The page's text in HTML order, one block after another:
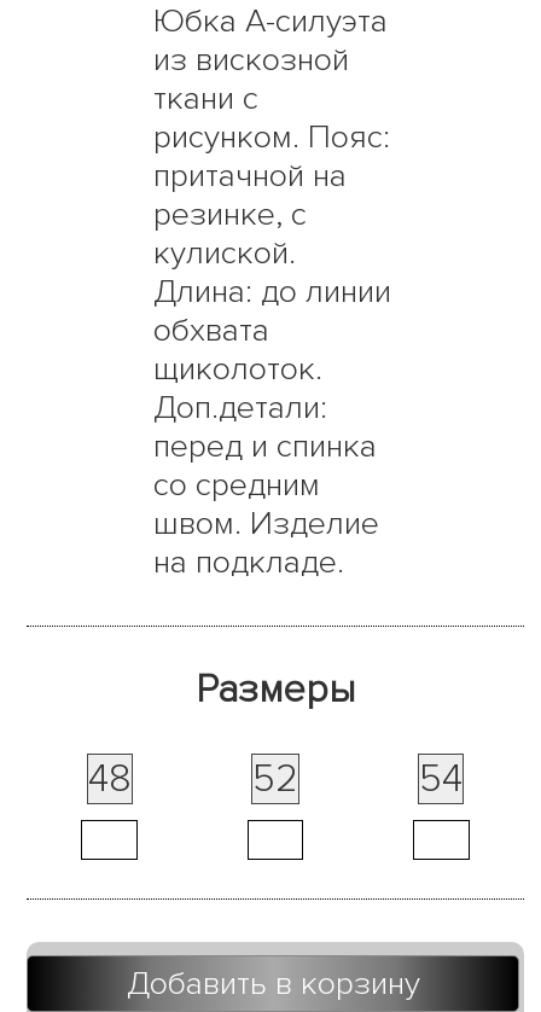
Юбка А-силуэта
из вискозной
ткани с
рисунком. Пояс:
притачной на
резинке, с
кулиской.
Длина: до линии
обхвата
щиколоток.
Доп.детали:
перед и спинка
со средним
швом. Изделие
на подкладе.
Размеры
48
52 54
Добавить в корзину